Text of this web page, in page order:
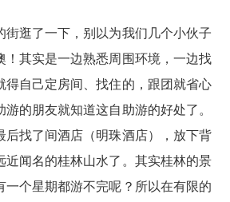
街逛了一下，别以为我们几个小伙子
！其实是一边熟悉周围环境，一边找
得自己定房间、找住的，跟团就省心
的朋友就知道这自助游的好处了。
后找了间酒店（明珠酒店），放下背
近闻名的桂林山水了。其实桂林的景
一个星期都游不完呢？所以在有限的